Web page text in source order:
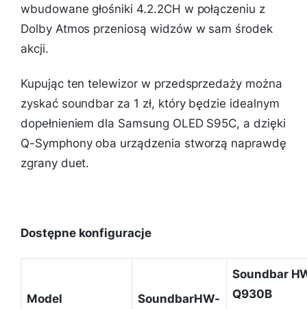
wbudowane głośniki 4.2.2CH w połączeniu z
Dolby Atmos przeniosą widzów w sam środek
akcji.
Kupując ten telewizor w przedsprzedaży można
zyskać soundbar za 1 zł, który będzie idealnym
dopełnieniem dla Samsung OLED S95C, a dzięki
Q-Symphony oba urządzenia stworzą naprawdę
zgrany duet.
Dostępne konfiguracje
Model
SoundbarHW-
Soundbar
Q930B